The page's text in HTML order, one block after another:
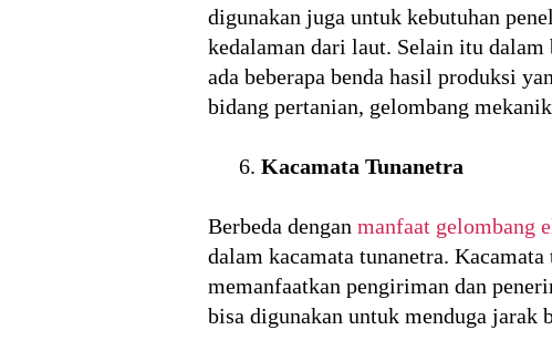
digunakan juga untuk kebutuhan
kedalaman dari laut. Selain itu
ada beberapa benda hasil produksi
bidang pertanian, gelombang
Kacamata Tunanetra
Berbeda dengan manfaat gelombang
dalam kacamata tunanetra.
memanfaatkan pengiriman dan
bisa digunakan untuk menduga jarak